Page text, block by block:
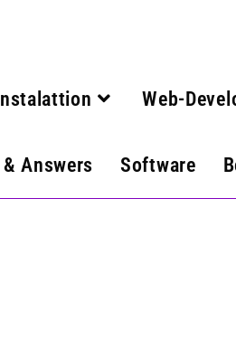
Web-
Answers Software